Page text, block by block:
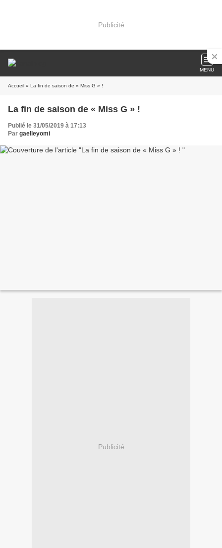
Publicité
MENU
Accueil » La fin de saison de « Miss G » !
La fin de saison de « Miss G » !
Publié le 31/05/2019 à 17:13
Par gaelleyomi
Publicité